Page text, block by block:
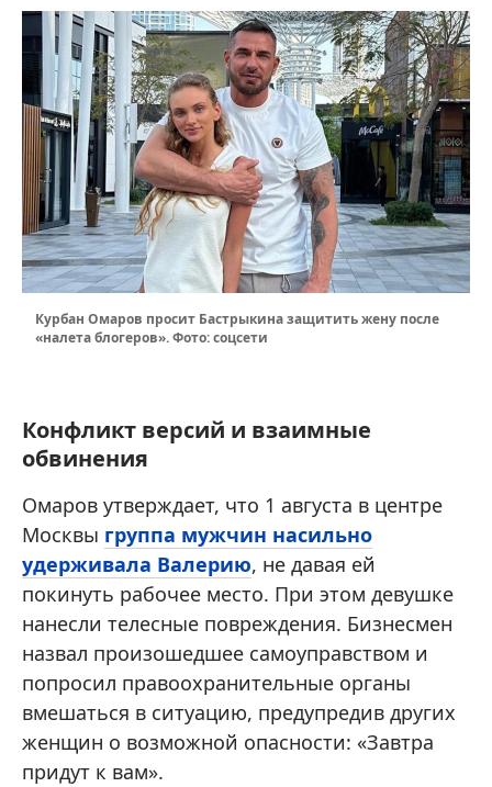
Курбан Омаров просит Бастрыкина защитить жену после
«налета блогеров». Фото: соцсети
Конфликт версий и взаимные
обвинения
Омаров утверждает, что 1 августа в центре
Москвы группа мужчин насильно
удерживала Валерию, не давая ей
покинуть рабочее место. При этом девушке
нанесли телесные повреждения. Бизнесмен
назвал произошедшее самоуправством и
попросил правоохранительные органы
вмешаться в ситуацию, предупредив других
женщин о возможной опасности: «Завтра
придут к вам».